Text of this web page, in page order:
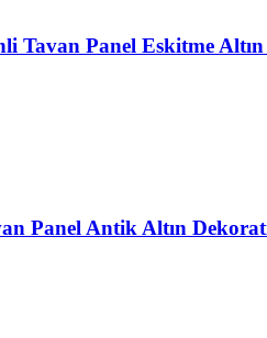
Tavan Panel Eskitme
Panel Antik Altın